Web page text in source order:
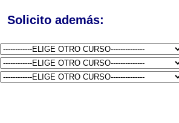
Solicito además: